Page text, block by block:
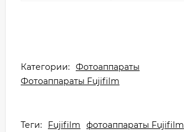
Категории: Фотоаппараты
Фотоаппараты Fujifilm
Теги: Fujifilm фотоаппараты Fujifilm